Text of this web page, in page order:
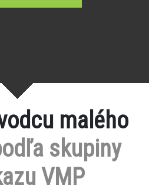
malého
skupiny
VMP